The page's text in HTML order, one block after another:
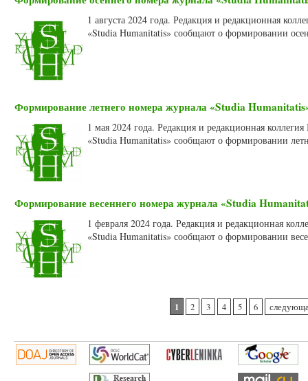
1 августа 2024 года. Редакция и редакционная
«Studia Humanitatis» сообщают о формировании
Формирование летнего номера журнала «Studia
1 мая 2024 года. Редакция и редакционная
«Studia Humanitatis» сообщают о формировании
Формирование весеннего номера журнала «Studia
1 февраля 2024 года. Редакция и редакционная
«Studia Humanitatis» сообщают о формировании
1 2 3 4 5 6